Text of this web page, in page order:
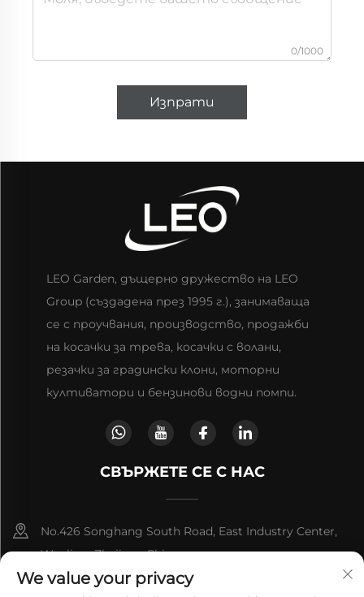
0/1000
Изпрати
LEO Garden, дъщерно дружество на LEO
Group (създадена през 1995 г.), занимаваща
се с проучвания, производство, продажби
на косачки за трева, косачки с волани,
резачки за градински клони, моторни
култиватори и бензинови водни помпи.
СВЪРЖЕТЕ СЕ С НАС
No.426 Songhang South Road, East Industry Center,
Wenling, Zhejiang,China
+86-13566672939
We value your privacy